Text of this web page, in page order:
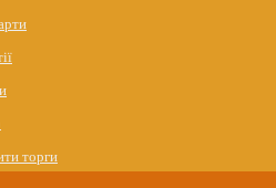
торги